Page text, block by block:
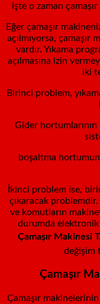
işte o zaman
Eğer çamaşır
açılmıyorsa,
vardır. Yıkama
açılmasına izin
iki
Birinci problem,
Gider hortumlarının
boşaltma
İkinci problem ise,
çıkaracak
ve komutların
durumda elektronik
Çamaşır Makinesi
değişim
Çamaşır
Çamaşır makinelerinin